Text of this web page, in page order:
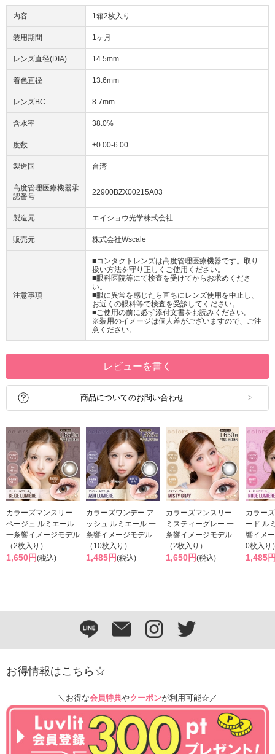
内容 1箱2枚入り
装用期間 1ヶ月
レンズ直径(DIA) 14.5mm
着色直径 13.6mm
レンズBC 8.7mm
含水率 38.0%
度数 ±0.00-6.00
製造国 台湾
高度管理医療機器承
認番号
22900BZX00215A03
製造元 エイショウ光学株式会社
販売元 株式会社Wscale
注意事項
■コンタクトレンズは高度管理医療機器です。取り
扱い方法を守り正しくご使用ください。
■眼科医院等にて検査を受けてからお求めくださ
い。
■眼に異常を感じたら直ちにレンズ使用を中止し、
お近くの眼科等で検査を受診してください。
■ご使用の前に必ず添付文書をお読みください。
※装用のイメージは個人差がございますので、ご注
意ください。
レビューを書く
商品についてのお問い合わせ
カラーズマンスリー
ベージュ ルミエール
一条響イメージモデル
（2枚入り）
1,650円(税込)
カラーズワンデー ア
ッシュ ルミエール 一
条響イメージモデル
（10枚入り）
1,485円(税込)
カラーズマンスリー
ミスティーグレー 一
条響イメージモデル
（2枚入り）
1,650円(税込)
カラー
ード ル
響イメ
0枚入り
1,485
お得情報はこちら☆
＼お得な会員特典やクーポンが利用可能☆／